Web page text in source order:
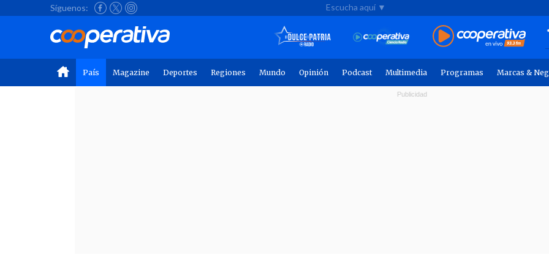
Síguenos: Escucha aquí ▼
País Magazine Deportes Regiones Mundo Opinión Podcast Multimedia Programas Marcas &